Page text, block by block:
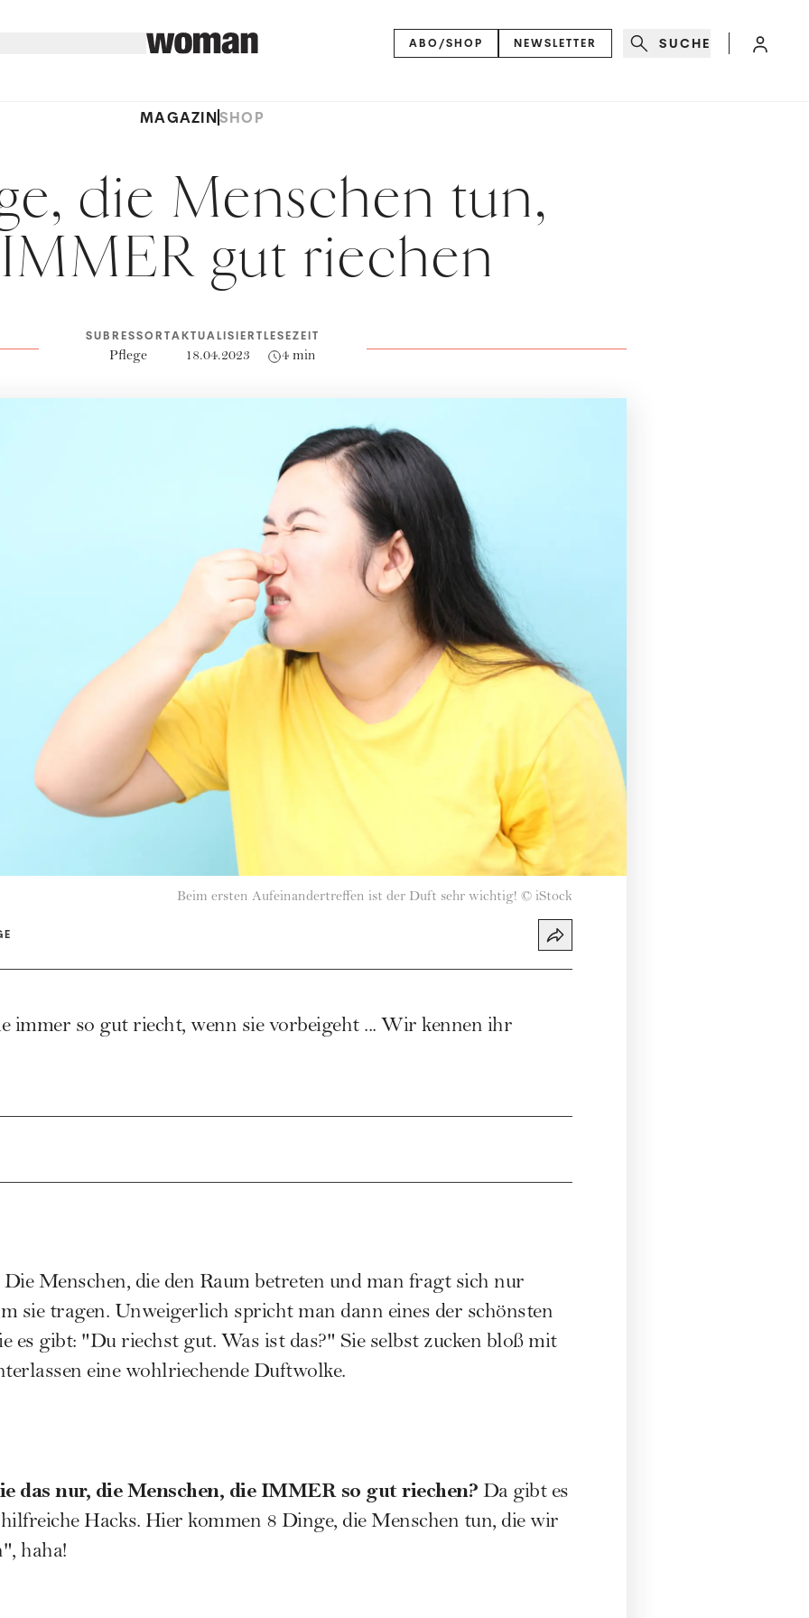
ABO/SHOP NEWSLETTER SUCHE
MAGAZINSHOP
die Menschen tun,
gut riechen
SUBRESSORT
Pflege
AKTUALISIERT
18.04.2023
LESEZEIT
4 min
Beim ersten Aufeinandertreffen ist der Duft sehr wichtig! © iStock
immer so gut riecht, wenn sie vorbeigeht ... Wir kennen ihr
Menschen, die den Raum betreten und man fragt sich nur
sie tragen. Unweigerlich spricht man dann eines der schönsten
es gibt: "Du riechst gut. Was ist das?" Sie selbst zucken bloß mit
eine wohlriechende Duftwolke.
das nur, die Menschen, die IMMER so gut riechen? Da gibt es
Hacks. Hier kommen 8 Dinge, die Menschen tun, die wir
haha!